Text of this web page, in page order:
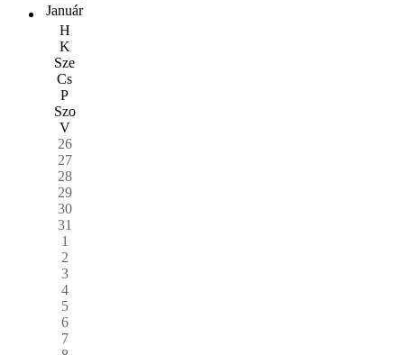
Január
H
K
Sze
Cs
P
Szo
V
26
27
28
29
30
31
1
2
3
4
5
6
7